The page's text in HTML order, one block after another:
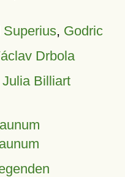
Superius, Godric
Drbola
Billiart